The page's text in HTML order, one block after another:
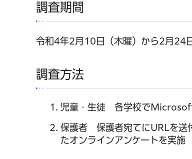
調査期間
令和4年2月10日（木曜）から2月24
調査方法
児童・生徒 各学校でMicrosoft
保護者 保護者宛てにURLを送
たオンラインアンケートを実施